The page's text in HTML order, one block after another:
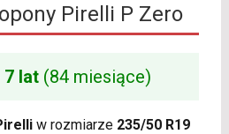
Pirelli P Zero
7 lat (84 miesiące)
w rozmiarze 235/50 R19